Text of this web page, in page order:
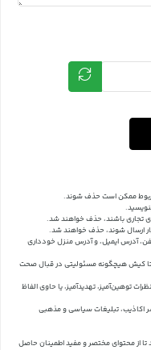
ممکن است حذف شوند.
تجاری باشند، حذف خواهند شد.
ارسال شوند، حذف خواهند شد.
آدرس ایمیل، و آدرس منزل خودداری
کیش هیچگونه مسئولیتی در قبال صحت
توهین‌آمیز، تهدیدآمیز، یا حاوی الفاظ
اکاذیب، تبلیغات سیاسی و مذهبی
کاراکتر و حداکثر 500 کاراکتر باشند تا از محتوای مختصر و مفید اطمینان حاصل